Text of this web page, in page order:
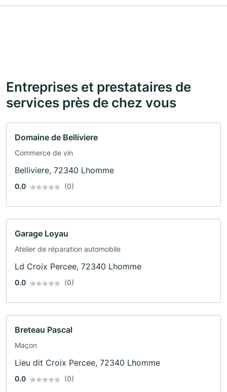
Entreprises et prestataires de
services près de chez vous
Domaine de Belliviere
Commerce de vin
Belliviere, 72340 Lhomme
0.0 (0)
Garage Loyau
Atelier de réparation automobile
Ld Croix Percee, 72340 Lhomme
0.0 (0)
Breteau Pascal
Maçon
Lieu dit Croix Percee, 72340 Lhomme
0.0 (0)